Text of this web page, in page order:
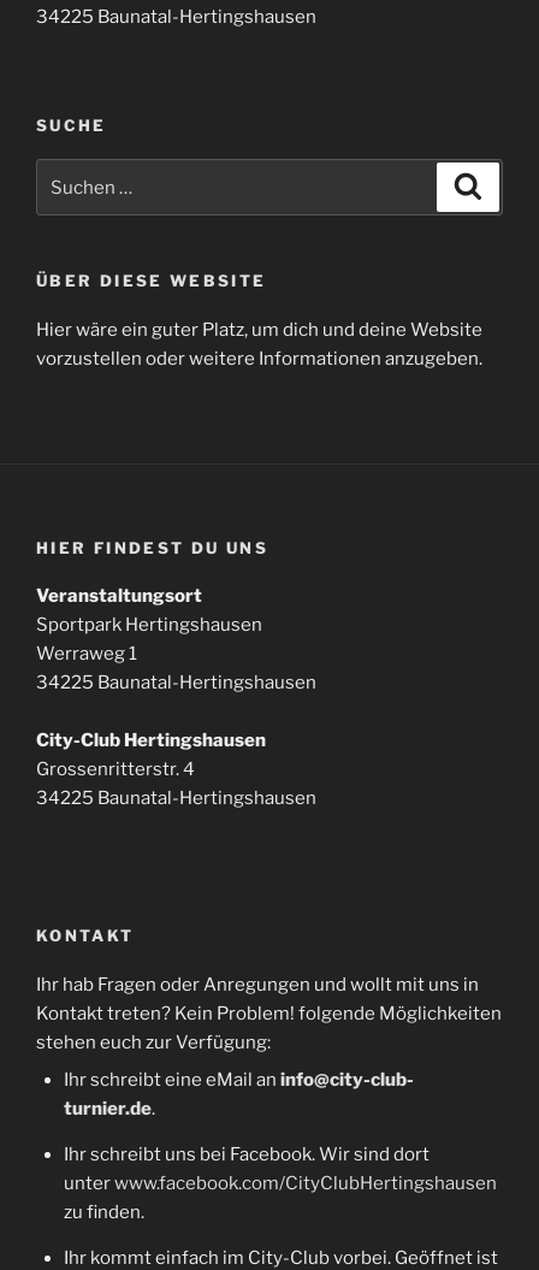
34225 Baunatal-Hertingshausen
SUCHE
nach:
ÜBER DIESE WEBSITE
Hier wäre ein guter Platz, um dich und deine Website
vorzustellen oder weitere Informationen anzugeben.
HIER FINDEST DU UNS
Veranstaltungsort
Sportpark Hertingshausen
Werraweg 1
34225 Baunatal-Hertingshausen
City-Club Hertingshausen
Grossenritterstr. 4
34225 Baunatal-Hertingshausen
KONTAKT
Ihr hab Fragen oder Anregungen und wollt mit uns in
Kontakt treten? Kein Problem! folgende Möglichkeiten
stehen euch zur Verfügung:
Ihr schreibt eine eMail an info@city-club-
turnier.de.
Ihr schreibt uns bei Facebook. Wir sind dort
unterwww.facebook.com/CityClubHertingshausen
zu finden.
Ihr kommt einfach im City-Club vorbei. Geöffnet ist